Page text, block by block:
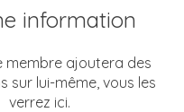
information
membre ajoutera des
sur lui-même, vous les
verrez ici.